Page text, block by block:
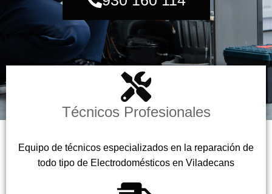
Técnicos Profesionales
Equipo de técnicos especializados en la reparación de
todo tipo de Electrodomésticos en Viladecans